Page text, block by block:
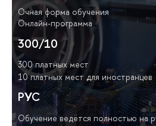
Очная форма обучения
Онлайн-программа
300/10
300 платных мест
10 платных мест для иностранцев
РУС
Обучение ведётся полностью на